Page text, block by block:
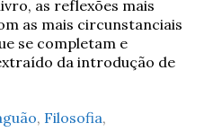
as reflexões mais
as mais circunstanciais
se completam e
da introdução de
, Filosofia,